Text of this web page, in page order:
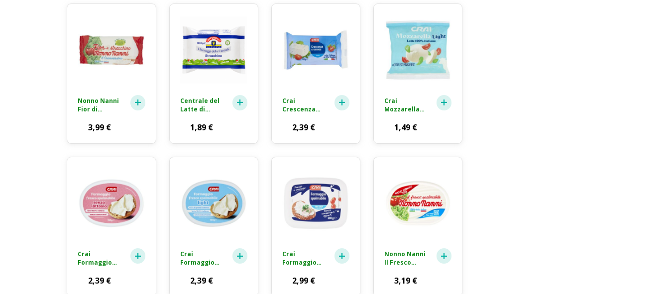
Fresco 100g
Nonno Nanni
Fior di
Formaggio
3,99 €
Centrale del
Latte di
Tapporosso
Formaggio
1,89 €
Crai
Crescenza
Fresco 165g
2,39 €
Crai
Mozzarella
Formaggio
Pasta Filata
1,49 €
Crai
Formaggio
Spalmabile
2,39 €
Crai
Formaggio
Spalmabile
2,39 €
Crai
Formaggio
Spalmabile
2,99 €
Nonno Nanni
Il Fresco
Formaggio
3,19 €